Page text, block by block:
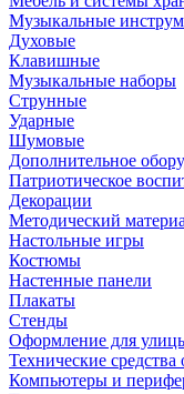
Музыкальные
Духовые
Клавишные
Музыкальные наборы
Струнные
Ударные
Шумовые
Дополнительное
Патриотическое
Декорации
Методический
Настольные игры
Костюмы
Настенные панели
Плакаты
Стенды
Оформление для
Технические средства
Компьютеры и